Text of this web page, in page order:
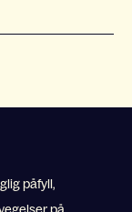
påfyll,